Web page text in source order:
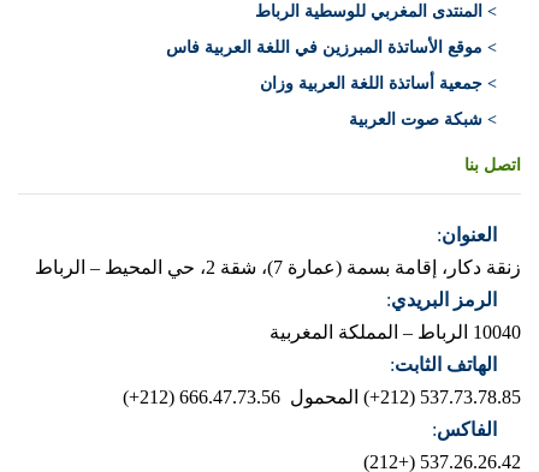
> المنتدى المغربي للوسطية الرباط
> موقع الأساتذة المبرزين في اللغة العربية فاس
> جمعية أساتذة اللغة العربية وزان
> شبكة صوت العربية
اتصل بنا
العنوان:
زنقة دكار، إقامة بسمة (عمارة 7)، شقة 2، حي المحيط – الرباط
الرمز البريدي:
10040 الرباط – المملكة المغربية
الهاتف الثابت:
537.73.78.85 (212+)
المحمول 666.47.73.56 (212+)
الفاكس:
537.26.26.42 (+212)